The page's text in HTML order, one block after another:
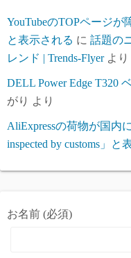
YouTubeのTOPページが
と表示される に 話題の
レンド | Trends-Flyerより
DELL Power Edge T320
がり より
AliExpressの荷物が国内
inspected by customs」と
お名前 (必須)